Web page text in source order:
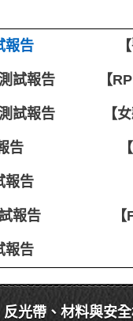
報告
試報告 【
試報告 【
告
報告
報告
報告
反光帶、材料與安